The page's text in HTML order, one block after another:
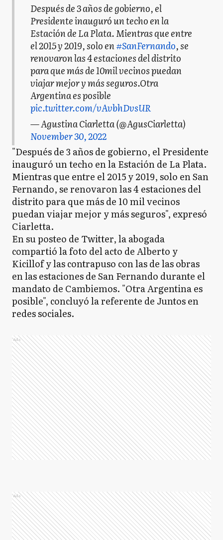
Después de 3 años de gobierno, el
Presidente inauguró un techo en la
Estación de La Plata. Mientras que entre
el 2015 y 2019, solo en#SanFernando, se
renovaron las 4 estaciones del distrito
para que más de 10mil vecinos puedan
viajar mejor y más seguros.Otra
Argentina es posible
pic.twitter.com/vAvbhDvsUR
— Agustina Ciarletta (@AgusCiarletta)
November 30, 2022
"Después de 3 años de gobierno, el Presidente
inauguró un techo en la Estación de La Plata.
Mientras que entre el 2015 y 2019, solo en San
Fernando, se renovaron las 4 estaciones del
distrito para que más de 10 mil vecinos
puedan viajar mejor y más seguros", expresó
Ciarletta.
En su posteo de Twitter, la abogada
compartió la foto del acto de Alberto y
Kicillof y las contrapuso con las de las obras
en las estaciones de San Fernando durante el
mandato de Cambiemos. "Otra Argentina es
posible", concluyó la referente de Juntos en
redes sociales.
Ads
Ads